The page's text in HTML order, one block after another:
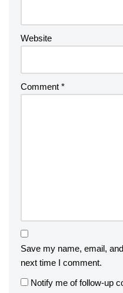
Website
Comment *
Save my name, email,
next time I comment.
Notify me of follow-up